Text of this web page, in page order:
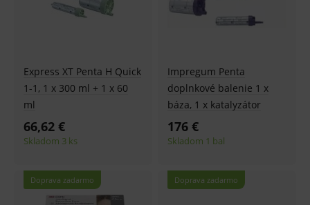
Express XT Penta H Quick
1-1, 1 x 300 ml + 1 x 60
ml
66,62 €
Skladom 3 ks
Impregum Penta
doplnkové balenie 1 x
báza, 1 x katalyzátor
176 €
Skladom 1 bal
Doprava zadarmo Doprava zadarmo